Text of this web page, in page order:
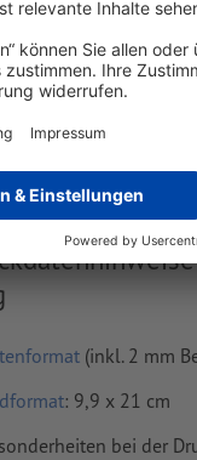
ca.:
Aug.
ca.
(inkl. 2 mm
: 9,9 x 21 cm
bei der